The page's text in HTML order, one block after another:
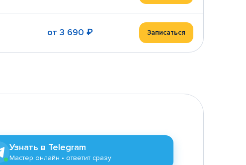
от 3 690 ₽ Записаться
Узнать в Telegram
Мастер онлайн • ответит сразу